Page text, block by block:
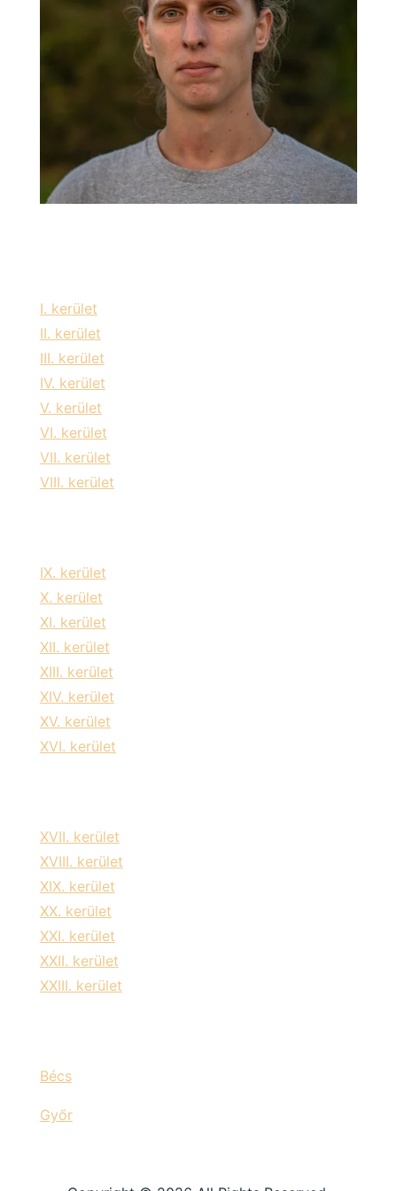
I. kerület
II. kerület
III. kerület
IV. kerület
V. kerület
VI. kerület
VII. kerület
VIII. kerület
IX. kerület
X. kerület
XI. kerület
XII. kerület
XIII. kerület
XIV. kerület
XV. kerület
XVI. kerület
XVII. kerület
XVIII. kerület
XIX. kerület
XX. kerület
XXI. kerület
XXII. kerület
XXIII. kerület
Bécs
Győr